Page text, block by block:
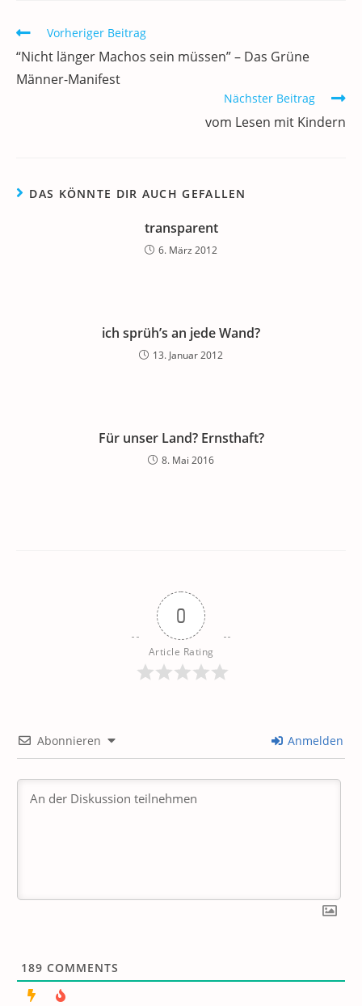
o
o
k
n
p
Weitere
Artikel
ansehen
Vorheriger Beitrag
“Nicht länger Machos sein müssen” – Das Grüne
Männer-Manifest
Nächster Beitrag
vom Lesen mit Kindern
DAS KÖNNTE DIR AUCH GEFALLEN
transparent
6. März 2012
ich sprüh’s an jede Wand?
13. Januar 2012
Für unser Land? Ernsthaft?
8. Mai 2016
0
Article Rating
Abonnieren Anmelden
189 COMMENTS